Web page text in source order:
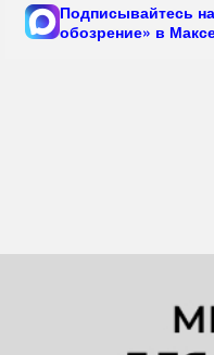
Подписывайтесь
обозрение» в